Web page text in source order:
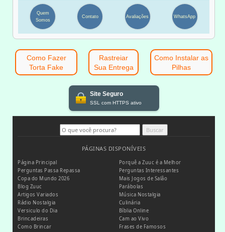
Quem
Somos
Contato Avaliações WhatsApp
Como Fazer
Torta Fake
Rastreiar
Sua Entrega
Como Instalar as
Pilhas
Site Seguro
SSL com HTTPS ativo
Buscar
PÁGINAS DISPONÍVEIS
Página Principal
Porquê a Zuuc é a Melhor
Perguntas Passa Repassa
Perguntas Interessantes
Copa do Mundo 2026
Mais Jogos de Salão
Blog Zuuc
Parábolas
Artigos Variados
Música Nostalgia
Rádio Nostalgia
Culinária
Versiculo do Dia
Bíblia Online
Brincadeiras
Cam ao Vivo
Como Brincar
Frases de Famosos